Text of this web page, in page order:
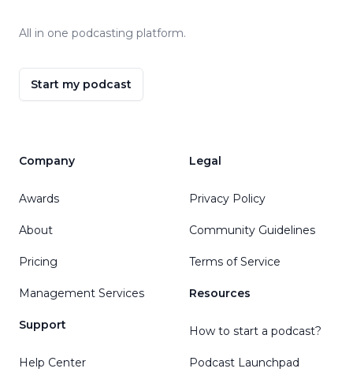
All in one podcasting platform.
Start my podcast
Company
Awards
About
Pricing
Management Services
Support
Help Center
Legal
Privacy Policy
Community Guidelines
Terms of Service
Resources
How to start a podcast?
Podcast Launchpad